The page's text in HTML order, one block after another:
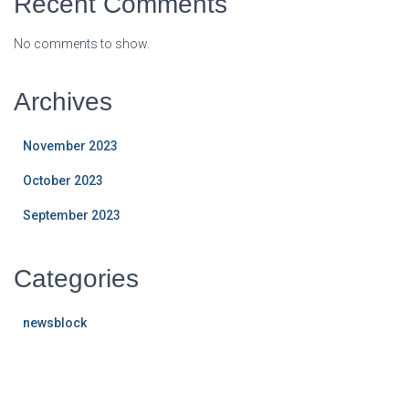
No comments to show.
Archives
November 2023
October 2023
September 2023
Categories
newsblock